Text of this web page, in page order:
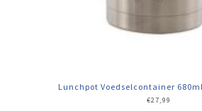
Lunchpot Voedselcontainer
€27,99